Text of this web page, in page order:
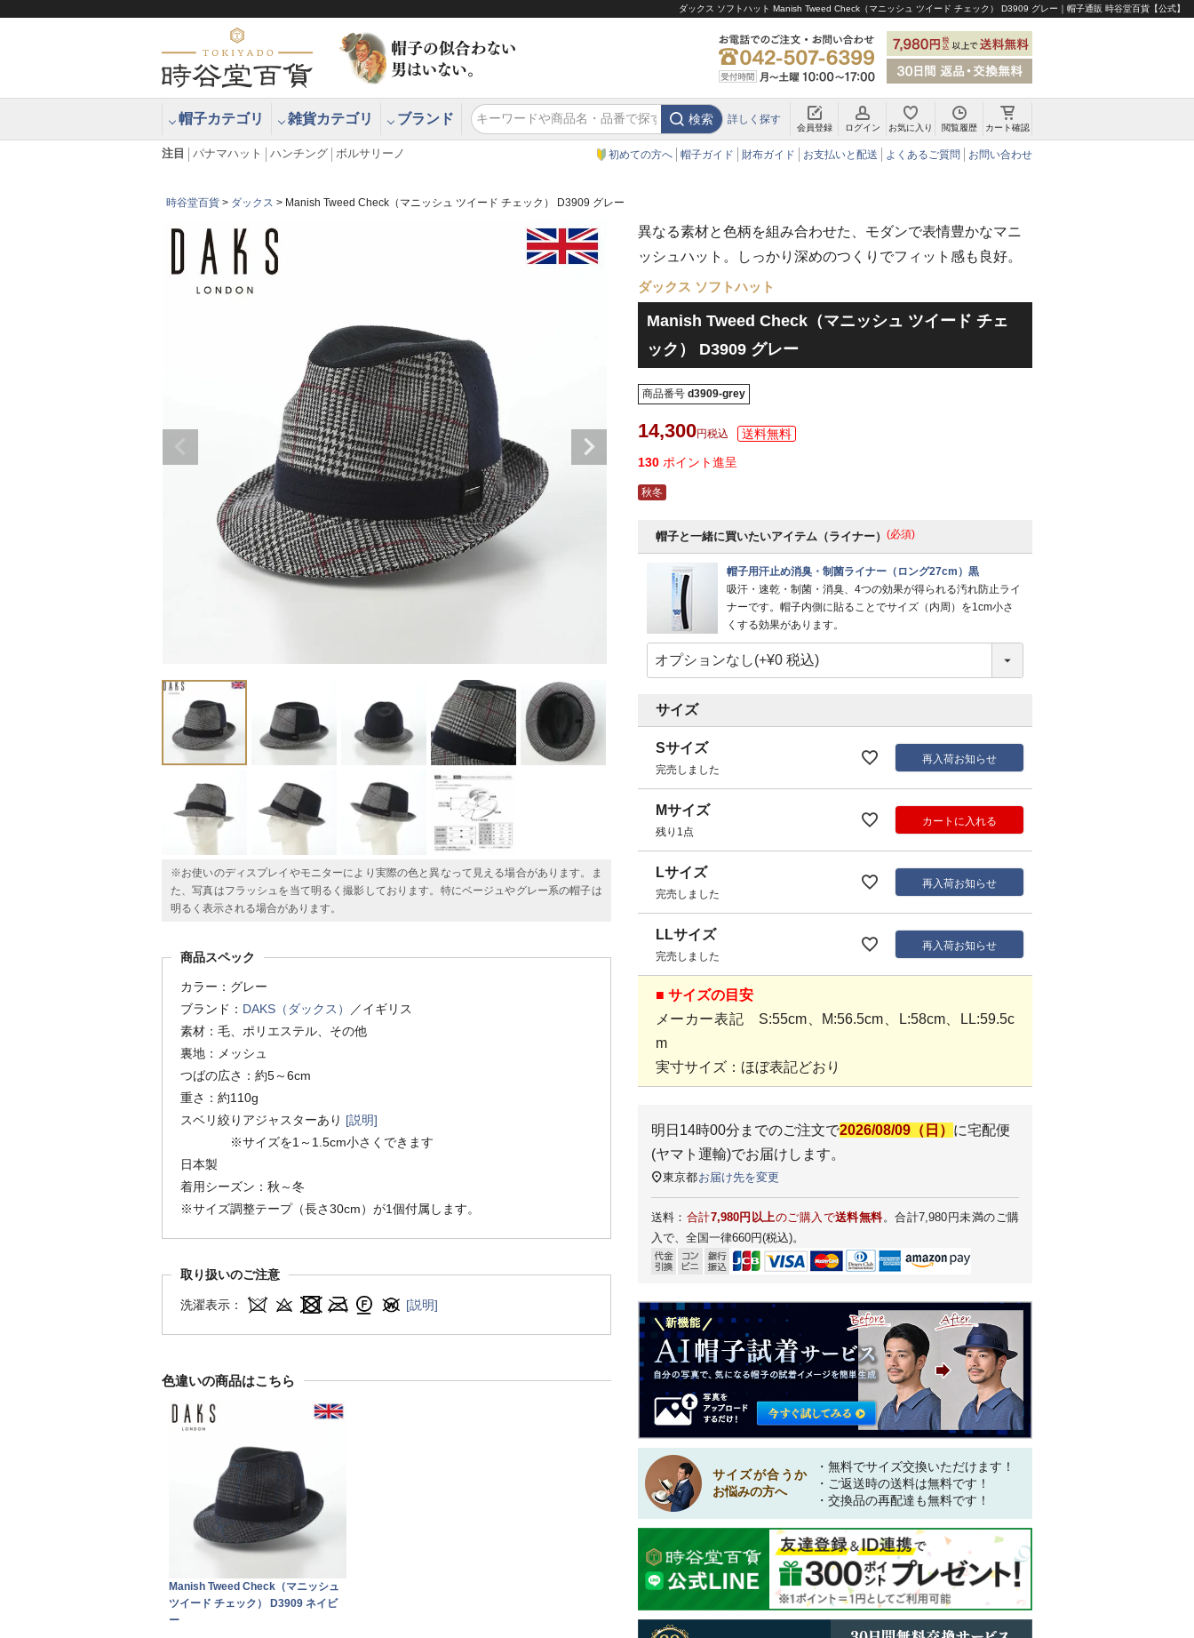
ダックス ソフトハット Manish Tweed Check（マニッシュ ツイード チェック） D3909 グレー｜帽子通販 時谷堂百貨【公式】
帽子カテゴリ 雑貨カテゴリ ブランド 検索 詳しく探す
会員登録 ログイン お気に入り 閲覧履歴 カート確認
注目 パナマハット ハンチング ボルサリーノ 初めての方へ 帽子ガイド 財布ガイド お支払いと配送 よくあるご質問 お問い合わせ
時谷堂百貨 ダックス Manish Tweed Check（マニッシュ ツイード チェック） D3909 グレー
※お使いのディスプレイやモニターにより実際の色と異なって見える場合があります。ま
た、写真はフラッシュを当て明るく撮影しております。特にベージュやグレー系の帽子は
明るく表示される場合があります。
商品スペック
カラー：グレー
ブランド： DAKS（ダックス）
／イギリス
素材：毛、ポリエステル、その他
裏地：メッシュ
つばの広さ：約5～6cm
重さ：約110g
スベリ絞りアジャスターあり [説明]
※サイズを1～1.5cm小さくできます
日本製
着用シーズン：秋～冬
※サイズ調整テープ（長さ30cm）が1個付属します。
取り扱いのご注意
洗濯表示： [説明]
色違いの商品はこちら
Manish Tweed Check（マニッシュ
ツイード チェック） D3909 ネイビ
ー
異なる素材と色柄を組み合わせた、モダンで表情豊かなマニ
ッシュハット。しっかり深めのつくりでフィット感も良好。
ダックス ソフトハット
Manish Tweed Check（マニッシュ ツイード チェ
ック） D3909 グレー
商品番号 d3909-grey
14,300 税込
130 ポイント進呈
秋冬
帽子と一緒に買いたいアイテム（ライナー） (必須)
帽子用汗止め消臭・制菌ライナー（ロング27cm）黒
吸汗・速乾・制菌・消臭、4つの効果が得られる汚れ防止ライ
ナーです。帽子内側に貼ることでサイズ（内周）を1cm小さ
くする効果があります。
サイズ
Sサイズ
完売しました
再入荷お知らせ
Mサイズ
残り1点
カートに入れる
Lサイズ
完売しました
再入荷お知らせ
LLサイズ
完売しました
再入荷お知らせ
■ サイズの目安
メーカー表記 S:55cm、M:56.5cm、L:58cm、LL:59.5c
m
実寸サイズ：ほぼ表記どおり
明日 14時00分 までのご注文で2026/08/09（日） に宅配便
(ヤマト運輸)でお届けします。
東京都お届け先を変更
送料： 合計7,980円以上のご購入で送料無料。合計7,980円未満のご購
入で、全国一律660円(税込)。
サイズが合うか
お悩みの方へ
・無料でサイズ交換いただけます！
・ご返送時の送料は無料です！
・交換品の再配達も無料です！